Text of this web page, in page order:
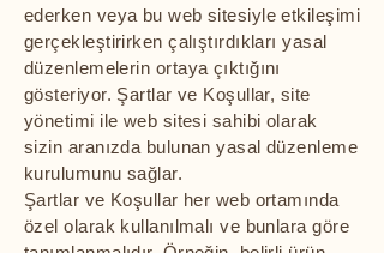
ederken veya bu web sitesiyle etkileşimi
gerçekleştirirken çalıştırdıkları yasal
düzenlemelerin ortaya çıktığını
gösteriyor. Şartlar ve Koşullar, site
yönetimi ile web sitesi sahibi olarak
sizin aranızda bulunan yasal düzenleme
kurulumunu sağlar.
Şartlar ve Koşullar her web ortamında
özel olarak kullanılmalı ve bunlara göre